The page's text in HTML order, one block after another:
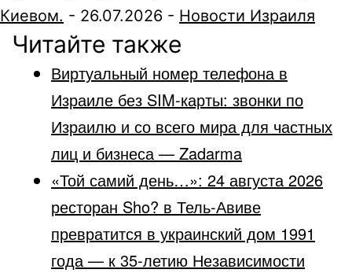
Киевом. - 26.07.2026 - Новости Израиля
Читайте также
Виртуальный номер телефона в
Израиле без SIM-карты: звонки по
Израилю и со всего мира для частных
лиц и бизнеса — Zadarma
«Той самий день…»: 24 августа 2026
ресторан Sho? в Тель-Авиве
превратится в украинский дом 1991
года — к 35-летию Независимости